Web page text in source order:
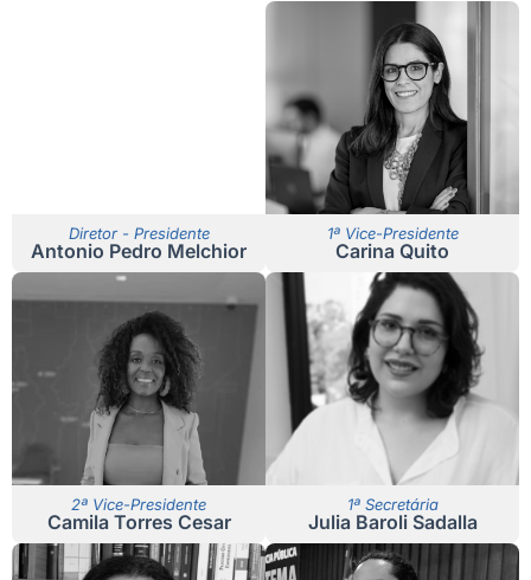
Diretor - Presidente
Antonio Pedro Melchior
1ª Vice-Presidente
Carina Quito
2ª Vice-Presidente
Camila Torres Cesar
1ª Secretária
Julia Baroli Sadalla